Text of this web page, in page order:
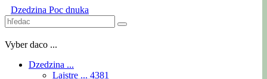
Dzedzina Poc dnuka
Vyber daco ...
Dzedzina ...
Lajstre ... 4381